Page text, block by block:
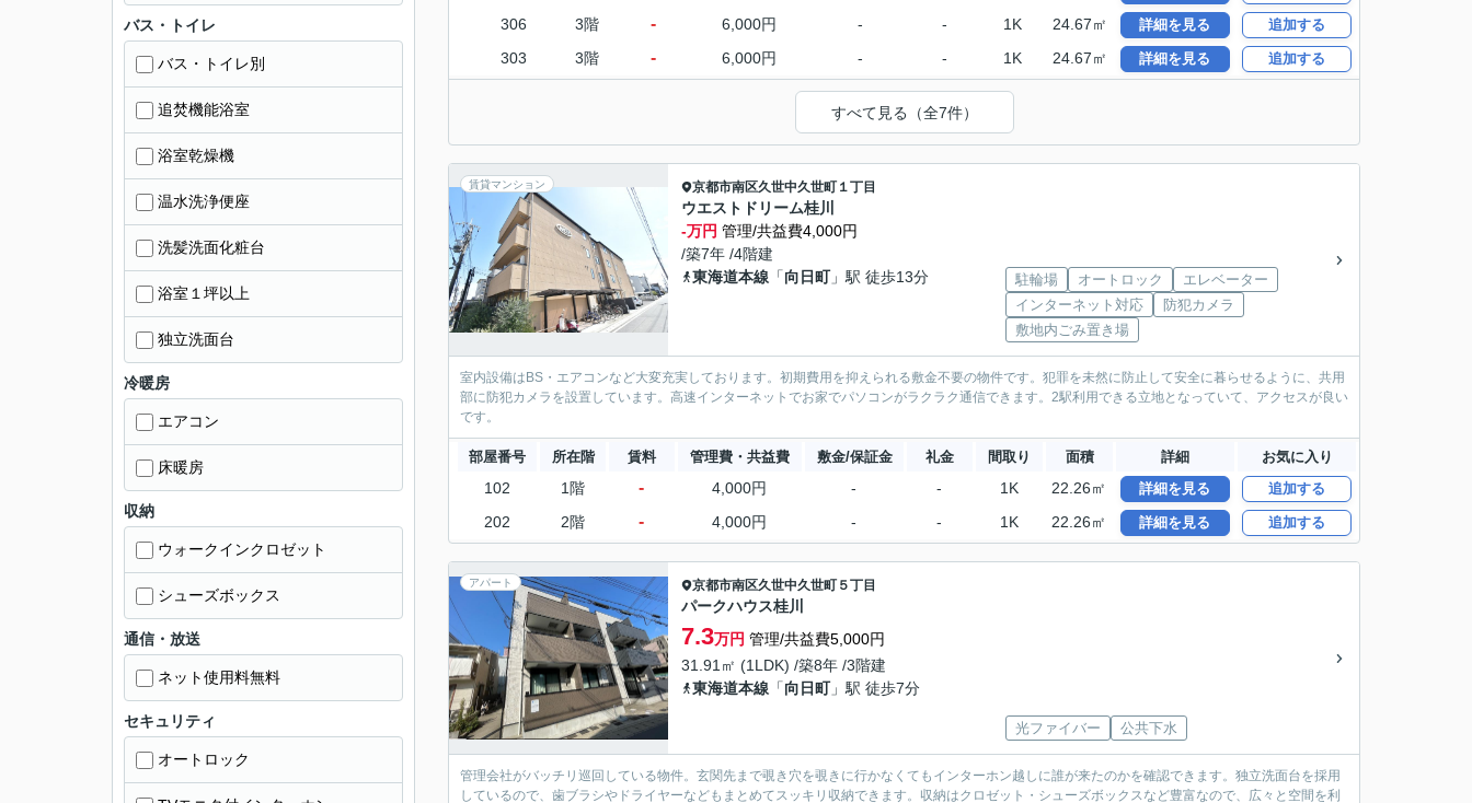
306 3階 - 6,000円 - - 1K 24.67㎡ 詳細を見る 追加する
303 3階 - 6,000円 - - 1K 24.67㎡ 詳細を見る 追加する
すべて見る（全7件）
賃貸マンション 京都市南区久世中久世町１丁目
ウエストドリーム桂川
-万円 管理/共益費4,000円
/築7年 /4階建
東海道本線 「向日町」駅 徒歩13分 駐輪場 オートロック
エレベーター
インターネット対応
防犯カメラ
敷地内ごみ置き場
室内設備はBS・エアコンなど大変充実しております。初期費用を抑えられる敷金不要の物件です。犯罪を未然に防止して安全に暮らせるように、共用
部に防犯カメラを設置しています。高速インターネットでお家でパソコンがラクラク通信できます。2駅利用できる立地となっていて、アクセスが良い
です。
部屋番号 所在階 賃料 管理費・共益費 敷金/保証金 礼金 間取り 面積 詳細 お気に入り
102 1階 - 4,000円 - - 1K 22.26㎡ 詳細を見る 追加する
202 2階 - 4,000円 - - 1K 22.26㎡ 詳細を見る 追加する
アパート 京都市南区久世中久世町５丁目
パークハウス桂川
7.3万円 管理/共益費5,000円
31.91㎡ (1LDK) /築8年 /3階建
東海道本線 「向日町」駅 徒歩7分
光ファイバー 公共下水
管理会社がバッチリ巡回している物件。玄関先まで覗き穴を覗きに行かなくてもインターホン越しに誰が来たのかを確認できます。独立洗面台を採用
しているので、歯ブラシやドライヤーなどもまとめてスッキリ収納できます。収納はクロゼット・シューズボックスなど豊富なので、広々と空間を利
バス・トイレ
バス・トイレ別
追焚機能浴室
浴室乾燥機
温水洗浄便座
洗髪洗面化粧台
浴室１坪以上
独立洗面台
冷暖房
エアコン
床暖房
収納
ウォークインクロゼット
シューズボックス
通信・放送
ネット使用料無料
セキュリティ
オートロック